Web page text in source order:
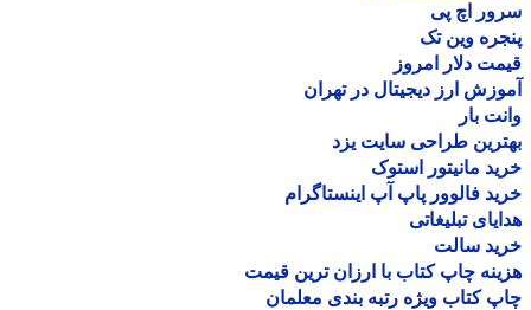
اچ پی
وین تک
دلار امروز
ارز دیجیتال در تهران
بار
طراحی سایت یزد
مانیتور استوک
فالوور پاپ آپ اینستاگرام
تبلیغاتی
سالت
چاپ کتاب با ارزان ترین قیمت
کتاب ویژه رتبه بندی معلمان